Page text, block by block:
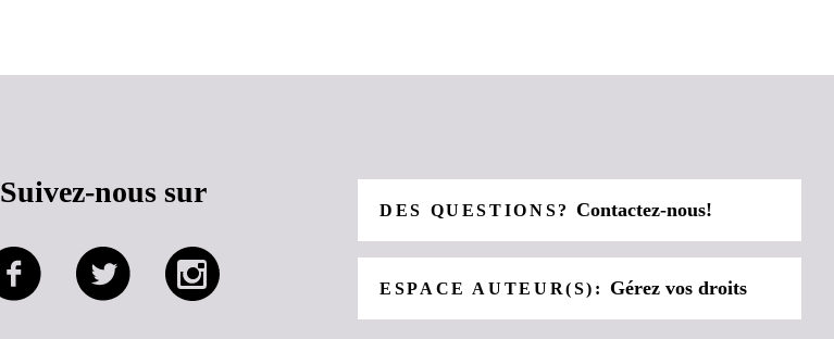
Suivez-nous sur
DES QUESTIONS?Contactez-nous!
ESPACE AUTEUR(S): Gérez vos droits